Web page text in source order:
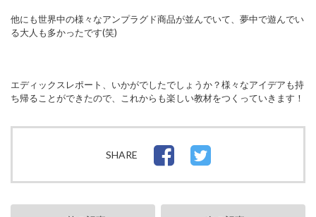
他にも世界中の様々なアンプラグド商品が並んでいて、夢中で遊んでい
る大人も多かったです(笑)
エディックスレポート、いかがでしたでしょうか？様々なアイデアも持
ち帰ることができたので、これからも楽しい教材をつくっていきます！
SHARE